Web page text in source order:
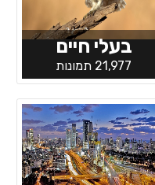
בעלי חיים
21,977 תמונות